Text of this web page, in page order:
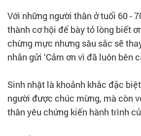
Với những người thân ở tuổi 60 -
thành cơ hội để bày tỏ lòng biết
chừng mực nhưng sâu sắc sẽ
nhắn gửi ‘Cảm ơn vì đã luôn bên
Sinh nhật là khoảnh khắc đặc
người được chúc mừng, mà còn
thân yêu chứng kiến hành trình